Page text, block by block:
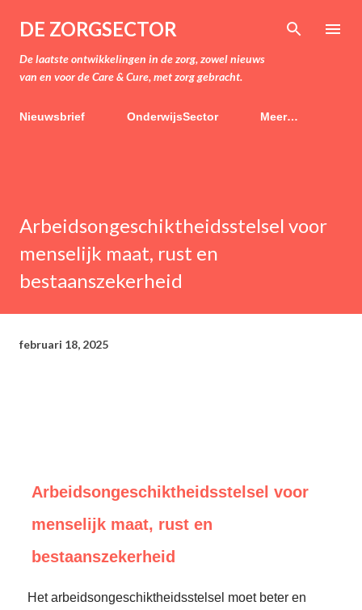
Doorgaan naar hoofdcontent
DE ZORGSECTOR
De laatste ontwikkelingen in de zorg, zowel nieuws
van en voor de Care & Cure, met zorg gebracht.
Nieuwsbrief OnderwijsSector Meer…
Arbeidsongeschiktheidsstelsel voor
menselijk maat, rust en
bestaanszekerheid
februari 18, 2025
Arbeidsongeschiktheidsstelsel voor
menselijk maat, rust en
bestaanszekerheid
Het arbeidsongeschiktheidsstelsel moet beter en